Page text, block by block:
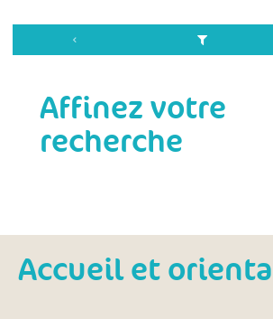
Affinez votre
recherche
Accueil et